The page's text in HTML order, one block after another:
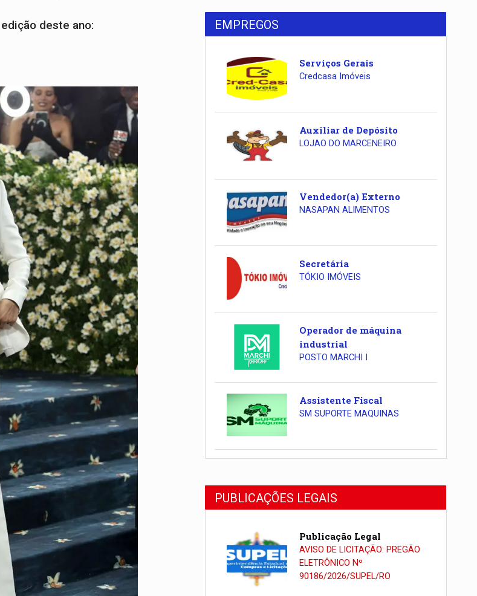
deste ano: EMPREGOS
Serviços Gerais
Credcasa Imóveis
Auxiliar de Depósito
LOJAO DO MARCENEIRO
Vendedor(a) Externo
NASAPAN ALIMENTOS
Secretária
TÓKIO IMÓVEIS
Operador de máquina
industrial
POSTO MARCHI I
Assistente Fiscal
SM SUPORTE MAQUINAS
PUBLICAÇÕES LEGAIS
Publicação Legal
AVISO DE LICITAÇÃO: PREGÃO
ELETRÔNICO Nº
90186/2026/SUPEL/RO